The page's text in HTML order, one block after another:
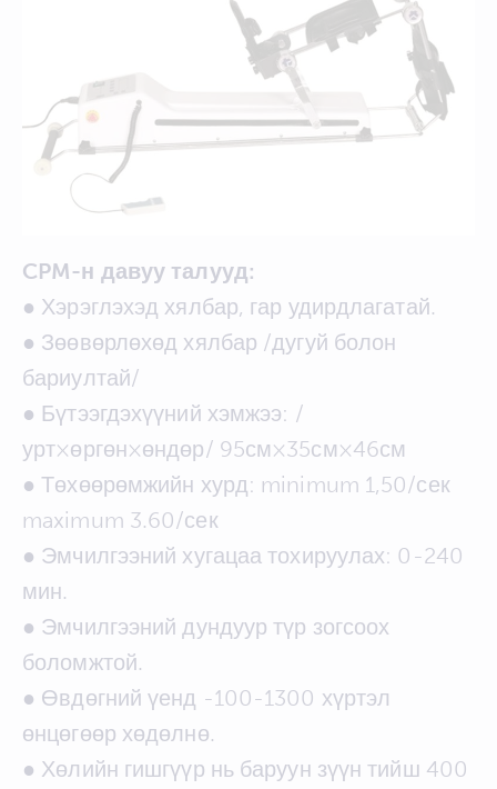
CPM-н давуу талууд:
● Хэрэглэхэд хялбар, гар удирдлагатай.
● Зөөвөрлөхөд хялбар /дугуй болон
бариултай/
● Бүтээгдэхүүний хэмжээ: /
урт×өргөн×өндөр/ 95см×35см×46см
● Төхөөрөмжийн хурд: minimum 1,50/сек
maximum 3.60/сек
● Эмчилгээний хугацаа тохируулах: 0-240
мин.
● Эмчилгээний дундуур түр зогсоох
боломжтой.
● Өвдөгний үенд -100-1300 хүртэл
өнцөгөөр хөдөлнө.
● Хөлийн гишгүүр нь баруун зүүн тийш 400